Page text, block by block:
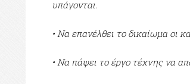
υπάγονται.
• Να επανέλθει το δικαίωμα οι
• Να πάψει το έργο τέχνης να